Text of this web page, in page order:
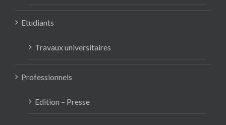
Etudiants
Travaux universitaires
Professionnels
Edition – Presse